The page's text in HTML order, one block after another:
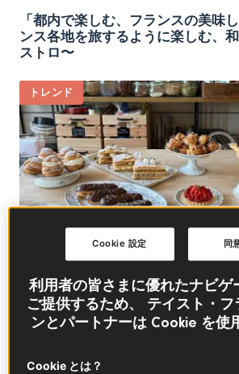
「都内で楽しむ、フランスの美味
ンス各地を旅するように楽しむ、
ストロ〜
トレンド
私が好きなフランス菓子の生地3種
利用者の皆さまに優れたナビゲ
ご提供するため、 テイスト・
ンとパートナーは Cookie を使
Cookie とは？
同
Cookie 設定